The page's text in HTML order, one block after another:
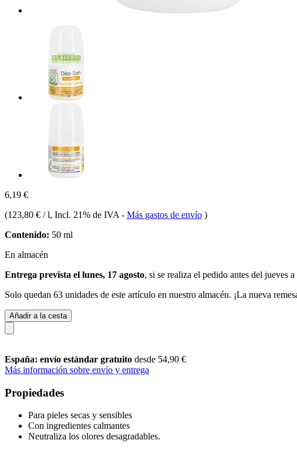
6,19 €
(123,80 € / l, Incl. 21% de IVA - Más gastos de envío )
Contenido: 50 ml
En almacén
Entrega prevista el lunes, 17 agosto, si se realiza el pedido antes del jueves
Solo quedan 63 unidades de este artículo en nuestro almacén. ¡La nueva
Añadir a la cesta
España: envío estándar gratuito desde 54,90 €
Más información sobre envío y entrega
Propiedades
Para pieles secas y sensibles
Con ingredientes calmantes
Neutraliza los olores desagradables.